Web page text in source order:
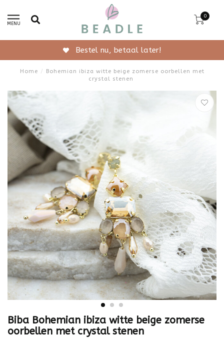
MENU
0
Gratis verzending vanaf 50,-
Home /
Bohemian ibiza witte beige zomerse oorbellen met
crystal stenen
Biba Bohemian ibiza witte beige zomerse
oorbellen met crystal stenen